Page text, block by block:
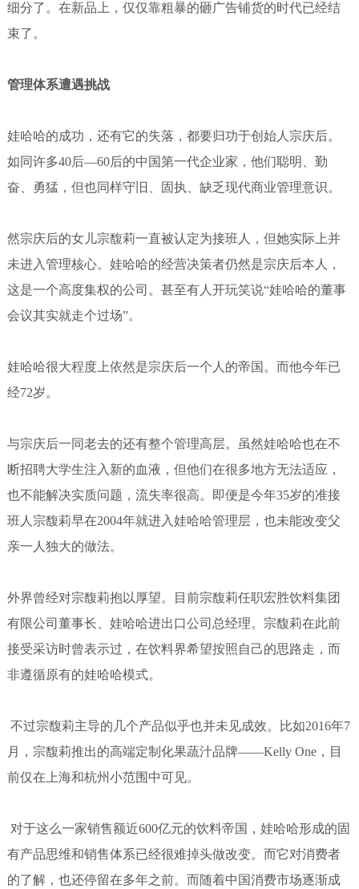
细分了。在新品上，仅仅靠粗暴的砸广告铺货的时代已经结
束了。
管理体系遭遇挑战
娃哈哈的成功，还有它的失落，都要归功于创始人宗庆后。
如同许多40后—60后的中国第一代企业家，他们聪明、勤
奋、勇猛，但也同样守旧、固执、缺乏现代商业管理意识。
然宗庆后的女儿宗馥莉一直被认定为接班人，但她实际上并
未进入管理核心。娃哈哈的经营决策者仍然是宗庆后本人，
这是一个高度集权的公司。甚至有人开玩笑说“娃哈哈的董事
会议其实就走个过场”。
娃哈哈很大程度上依然是宗庆后一个人的帝国。而他今年已
经72岁。
与宗庆后一同老去的还有整个管理高层。虽然娃哈哈也在不
断招聘大学生注入新的血液，但他们在很多地方无法适应，
也不能解决实质问题，流失率很高。即便是今年35岁的准接
班人宗馥莉早在2004年就进入娃哈哈管理层，也未能改变父
亲一人独大的做法。
外界曾经对宗馥莉抱以厚望。目前宗馥莉任职宏胜饮料集团
有限公司董事长、娃哈哈进出口公司总经理。宗馥莉在此前
接受采访时曾表示过，在饮料界希望按照自己的思路走，而
非遵循原有的娃哈哈模式。
不过宗馥莉主导的几个产品似乎也并未见成效。比如2016年7
月，宗馥莉推出的高端定制化果蔬汁品牌——Kelly One，目
前仅在上海和杭州小范围中可见。
对于这么一家销售额近600亿元的饮料帝国，娃哈哈形成的固
有产品思维和销售体系已经很难掉头做改变。而它对消费者
的了解，也还停留在多年之前。而随着中国消费市场逐渐成